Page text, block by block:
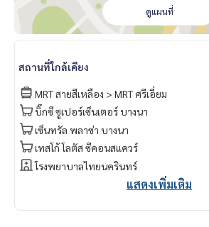
ดูแผนที่
สถานที่ใกล้เคียง
MRT สายสีเหลือง > MRT ศรีเอี่ยม
บิ๊กซี ซูเปอร์เซ็นเตอร์ บางนา
เซ็นทรัล พลาซ่า บางนา
เทสโก้ โลตัส ซีคอนสแควร์
โรงพยาบาลไทยนครินทร์
แสดงเพิ่มเติม